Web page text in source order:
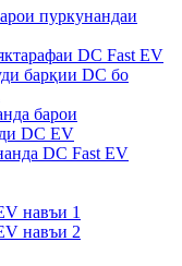
пуркунандаи
DC Fast EV
барқии DC бо
барои
DC EV
DC Fast EV
навъи 1
навъи 2